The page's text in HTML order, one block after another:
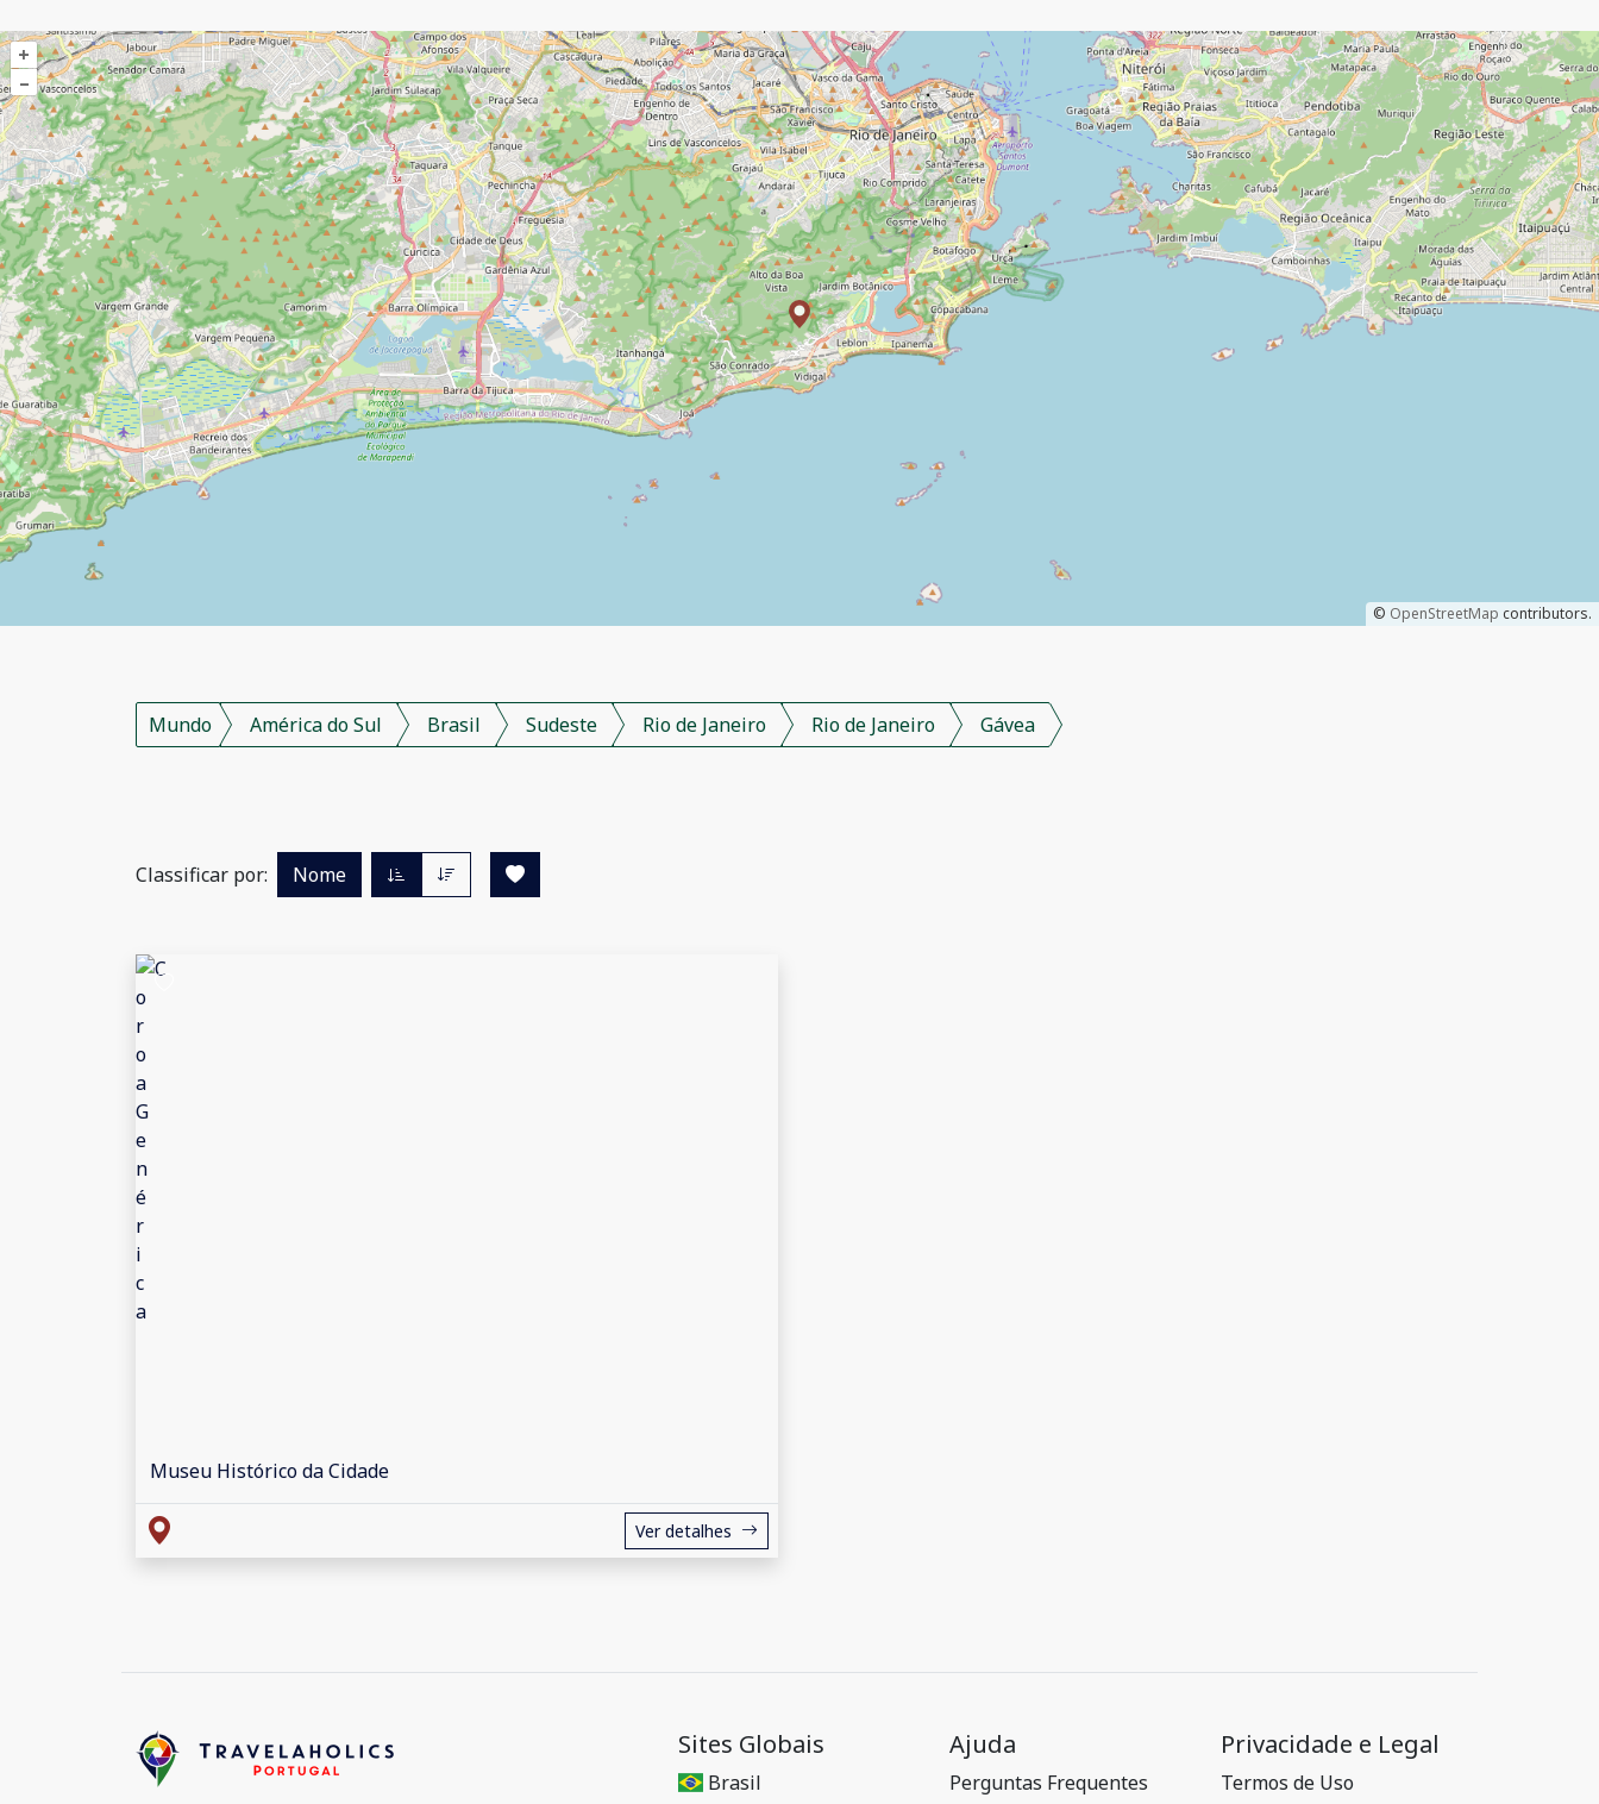
+
–
© OpenStreetMap contributors.
Mundo América do Sul Brasil Sudeste Rio de Janeiro Rio de Janeiro Gávea
Classificar por: Nome
Museu Histórico da Cidade
Ver detalhes
Sites Globais
Brasil
Ajuda
Perguntas Frequentes
Privacidade e Legal
Termos de Uso